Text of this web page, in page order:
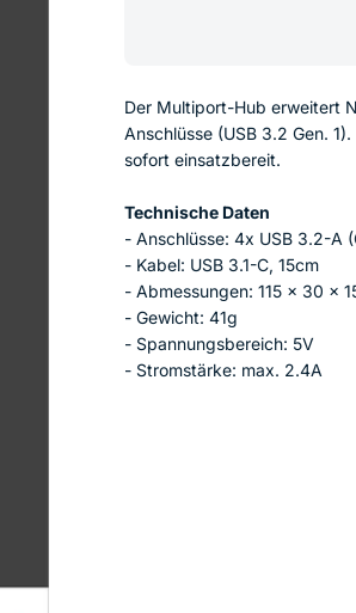
Der Multiport-Hub erweitert
Anschlüsse (USB 3.2 Gen.
sofort einsatzbereit.
Technische Daten
- Anschlüsse: 4x USB 3.2-A
- Kabel: USB 3.1-C, 15cm
- Abmessungen: 115 x 30 x
- Gewicht: 41g
- Spannungsbereich: 5V
- Stromstärke: max. 2.4A